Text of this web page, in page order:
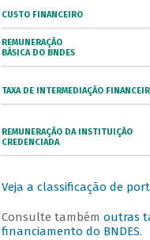
CUSTO FINANCEIRO
REMUNERAÇÃO
BÁSICA DO BNDES
TAXA DE INTERMEDIAÇÃO
REMUNERAÇÃO DA INSTITUIÇÃO
CREDENCIADA
Veja a classificação de
Consulte também outras
financiamento do BNDES.